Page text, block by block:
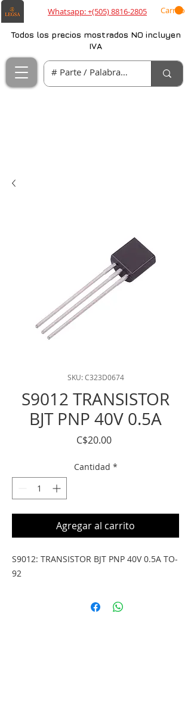
Whatsapp: +(505) 8816-2805 Carrito
Todos los precios mostrados NO incluyen
IVA
SKU: C323D0674
S9012 TRANSISTOR
BJT PNP 40V 0.5A
C$20.00Precio
Cantidad *
Agregar al carrito
S9012: TRANSISTOR BJT PNP 40V 0.5A TO-
92